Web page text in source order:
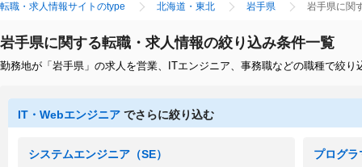
転職・求人情報サイトのtype 北海道・東北 岩手県 岩手県に関
岩手県に関する転職・求人情報の絞り込み条件一覧
勤務地が「岩手県」の求人を営業、ITエンジニア、事務職などの職種で絞り
IT・Webエンジニア でさらに絞り込む
システムエンジニア（SE） プログ